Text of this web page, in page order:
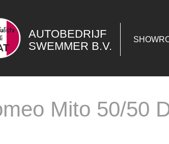
AUTOBEDRIJF
SWEMMER B.V.
Mito 50/50